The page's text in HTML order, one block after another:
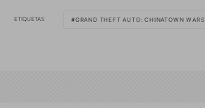
ETIQUETAS GRAND THEFT AUTO: CHINATOWN WARS